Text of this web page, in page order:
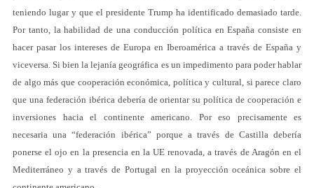
teniendo lugar y que el presidente Trump ha identificado demasiado tarde.
Por tanto, la habilidad de una conducción política en España consiste en
hacer pasar los intereses de Europa en Iberoamérica a través de España y
viceversa. Si bien la lejanía geográfica es un impedimento para poder hablar
de algo más que cooperación económica, política y cultural, si parece claro
que una federación ibérica debería de orientar su política de cooperación e
inversiones hacia el continente americano. Por eso precisamente es
necesaria una “federación ibérica” porque a través de Castilla debería
ponerse el ojo en la presencia en la UE renovada, a través de Aragón en el
Mediterráneo y a través de Portugal en la proyección oceánica sobre el